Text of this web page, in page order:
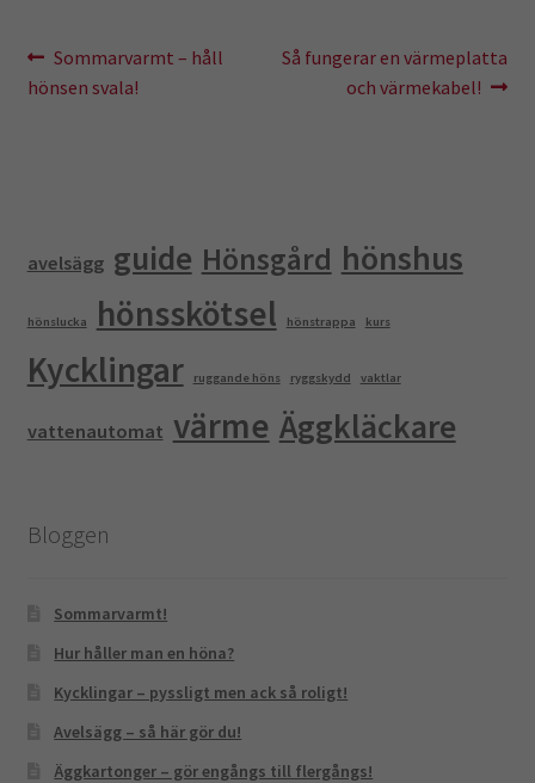
Inläggsnavigering
Föregående
inlägg:
Sommarvarmt – håll
hönsen svala!
Nästa
Så fungerar en värmeplatta
och värmekabel!
avelsägg guide Hönsgård hönshus
hönslucka hönsskötsel hönstrappa kurs
Kycklingar ruggande höns ryggskydd vaktlar
vattenautomat värme Äggkläckare
Bloggen
Sommarvarmt!
Hur håller man en höna?
Kycklingar – pyssligt men ack så roligt!
Avelsägg – så här gör du!
Äggkartonger – gör engångs till flergångs!